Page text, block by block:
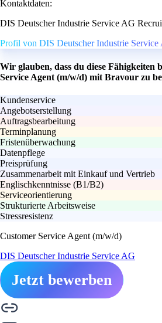
Kontaktdaten:
DIS Deutscher Industrie Service AG
Profil von DIS Deutscher Industrie Service
Wir glauben, dass du diese Fähigkeiten
Service Agent (m/w/d) mit Bravour zu
Kundenservice
Angebotserstellung
Auftragsbearbeitung
Terminplanung
Fristenüberwachung
Datenpflege
Preisprüfung
Zusammenarbeit mit Einkauf und Vertrieb
Englischkenntnisse (B1/B2)
Serviceorientierung
Strukturierte Arbeitsweise
Stressresistenz
Customer Service Agent (m/w/d)
DIS Deutscher Industrie Service AG
Jetzt bewerben